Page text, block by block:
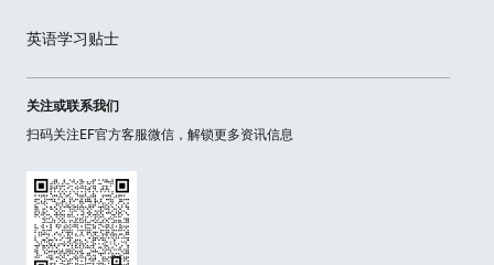
英语学习贴士
关注或联系我们
扫码关注EF官方客服微信，解锁更多资讯信息